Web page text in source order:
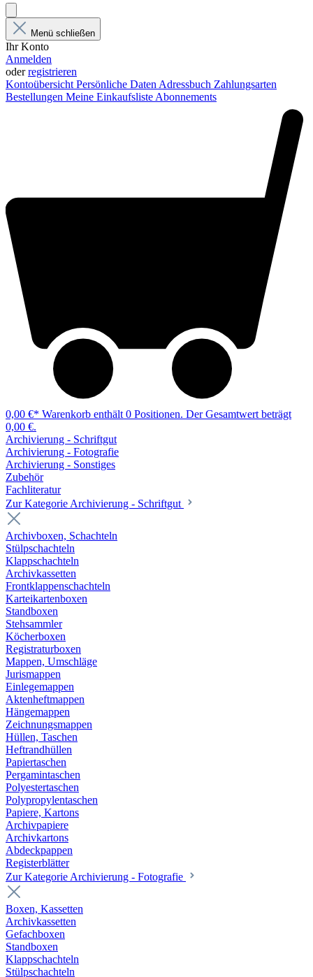
Menü schließen
Ihr Konto
Anmelden
oderregistrieren
Kontoübersicht Persönliche Daten Adressbuch Zahlungsarten
Bestellungen Meine Einkaufsliste Abonnements
0,00 €* Warenkorb enthält 0 Positionen. Der Gesamtwert beträgt
0,00 €.
Archivierung - Schriftgut
Archivierung - Fotografie
Archivierung - Sonstiges
Zubehör
Fachliteratur
Zur Kategorie Archivierung - Schriftgut
Archivboxen, Schachteln
Stülpschachteln
Klappschachteln
Archivkassetten
Frontklappenschachteln
Karteikartenboxen
Standboxen
Stehsammler
Köcherboxen
Registraturboxen
Mappen, Umschläge
Jurismappen
Einlegemappen
Aktenheftmappen
Hängemappen
Zeichnungsmappen
Hüllen, Taschen
Heftrandhüllen
Papiertaschen
Pergamintaschen
Polyestertaschen
Polypropylentaschen
Papiere, Kartons
Archivpapiere
Archivkartons
Abdeckpappen
Registerblätter
Zur Kategorie Archivierung - Fotografie
Boxen, Kassetten
Archivkassetten
Gefachboxen
Standboxen
Klappschachteln
Stülpschachteln